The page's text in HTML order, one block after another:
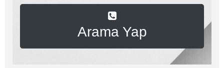
Arama Yap